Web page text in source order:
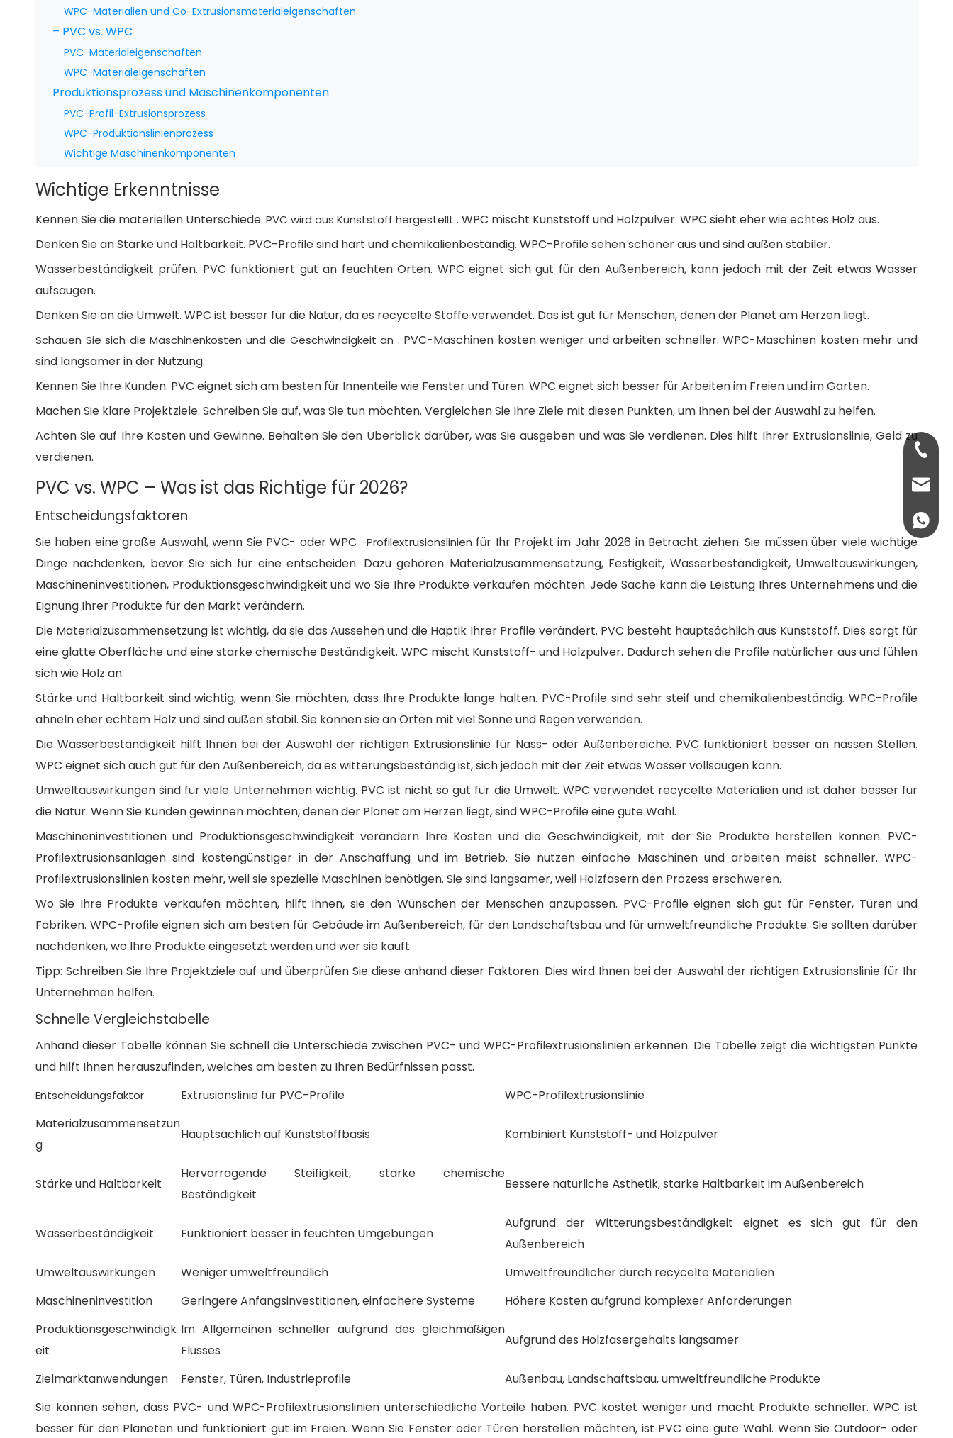
WPC-Materialien und Co-Extrusionsmaterialeigenschaften
– PVC vs. WPC
PVC-Materialeigenschaften
WPC-Materialeigenschaften
Produktionsprozess und Maschinenkomponenten
PVC-Profil-Extrusionsprozess
WPC-Produktionslinienprozess
Wichtige Maschinenkomponenten
Investitions- und Anlaufkosten
Rohstoffpreise
PVC-Profilanwendungen
WPC-Profilanwendungen
Marktnachfrage für 2026
Rentabilitäts- und ROI-Analyse
Ausgabe und Ertrag
Auswahl Ihrer Extrusionslinie,
Projektziele und -anforderungen,
Budget und Marktposition,
FAQ.
Was ist der Hauptunterschied zwischen PVC- und WPC-Extrusionslinien?
Wie wähle ich die richtige Extrusionslinie für mein Projekt aus?
Kann ich recycelte Materialien in WPC-Extrusionsanlagen verwenden?
Welche Profile kann ich mit diesen Maschinen herstellen?
Sind WPC-Profile für den Außenbereich geeignet?
Wie lange dauert es, bis eine Kapitalrendite erzielt wird?
Wichtige Erkenntnisse
Kennen Sie die materiellen Unterschiede. PVC wird aus Kunststoff hergestellt . WPC mischt Kunststoff und Holzpulver. WPC sieht eher wie echtes Holz aus.
Denken Sie an Stärke und Haltbarkeit. PVC-Profile sind hart und chemikalienbeständig. WPC-Profile sehen schöner aus und sind außen stabiler.
Wasserbeständigkeit prüfen. PVC funktioniert gut an feuchten Orten. WPC eignet sich gut für den Außenbereich, kann jedoch mit der Zeit etwas Wasser
aufsaugen.
Denken Sie an die Umwelt. WPC ist besser für die Natur, da es recycelte Stoffe verwendet. Das ist gut für Menschen, denen der Planet am Herzen liegt.
Schauen Sie sich die Maschinenkosten und die Geschwindigkeit an . PVC-Maschinen kosten weniger und arbeiten schneller. WPC-Maschinen kosten mehr und
sind langsamer in der Nutzung.
Kennen Sie Ihre Kunden. PVC eignet sich am besten für Innenteile wie Fenster und Türen. WPC eignet sich besser für Arbeiten im Freien und im Garten.
Machen Sie klare Projektziele. Schreiben Sie auf, was Sie tun möchten. Vergleichen Sie Ihre Ziele mit diesen Punkten, um Ihnen bei der Auswahl zu helfen.
Achten Sie auf Ihre Kosten und Gewinne. Behalten Sie den Überblick darüber, was Sie ausgeben und was Sie verdienen. Dies hilft Ihrer Extrusionslinie, Geld zu
verdienen.
PVC vs. WPC – Was ist das Richtige für 2026?
Entscheidungsfaktoren
Sie haben eine große Auswahl, wenn Sie PVC- oder WPC -Profilextrusionslinien für Ihr Projekt im Jahr 2026 in Betracht ziehen. Sie müssen über viele wichtige
Dinge nachdenken, bevor Sie sich für eine entscheiden. Dazu gehören Materialzusammensetzung, Festigkeit, Wasserbeständigkeit, Umweltauswirkungen,
Maschineninvestitionen, Produktionsgeschwindigkeit und wo Sie Ihre Produkte verkaufen möchten. Jede Sache kann die Leistung Ihres Unternehmens und die
Eignung Ihrer Produkte für den Markt verändern.
Die Materialzusammensetzung ist wichtig, da sie das Aussehen und die Haptik Ihrer Profile verändert. PVC besteht hauptsächlich aus Kunststoff. Dies sorgt für
eine glatte Oberfläche und eine starke chemische Beständigkeit. WPC mischt Kunststoff- und Holzpulver. Dadurch sehen die Profile natürlicher aus und fühlen
sich wie Holz an.
Stärke und Haltbarkeit sind wichtig, wenn Sie möchten, dass Ihre Produkte lange halten. PVC-Profile sind sehr steif und chemikalienbeständig. WPC-Profile
ähneln eher echtem Holz und sind außen stabil. Sie können sie an Orten mit viel Sonne und Regen verwenden.
Die Wasserbeständigkeit hilft Ihnen bei der Auswahl der richtigen Extrusionslinie für Nass- oder Außenbereiche. PVC funktioniert besser an nassen Stellen.
WPC eignet sich auch gut für den Außenbereich, da es witterungsbeständig ist, sich jedoch mit der Zeit etwas Wasser vollsaugen kann.
Umweltauswirkungen sind für viele Unternehmen wichtig. PVC ist nicht so gut für die Umwelt. WPC verwendet recycelte Materialien und ist daher besser für
die Natur. Wenn Sie Kunden gewinnen möchten, denen der Planet am Herzen liegt, sind WPC-Profile eine gute Wahl.
Maschineninvestitionen und Produktionsgeschwindigkeit verändern Ihre Kosten und die Geschwindigkeit, mit der Sie Produkte herstellen können. PVC-
Profilextrusionsanlagen sind kostengünstiger in der Anschaffung und im Betrieb. Sie nutzen einfache Maschinen und arbeiten meist schneller. WPC-
Profilextrusionslinien kosten mehr, weil sie spezielle Maschinen benötigen. Sie sind langsamer, weil Holzfasern den Prozess erschweren.
Wo Sie Ihre Produkte verkaufen möchten, hilft Ihnen, sie den Wünschen der Menschen anzupassen. PVC-Profile eignen sich gut für Fenster, Türen und
Fabriken. WPC-Profile eignen sich am besten für Gebäude im Außenbereich, für den Landschaftsbau und für umweltfreundliche Produkte. Sie sollten darüber
nachdenken, wo Ihre Produkte eingesetzt werden und wer sie kauft.
Tipp: Schreiben Sie Ihre Projektziele auf und überprüfen Sie diese anhand dieser Faktoren. Dies wird Ihnen bei der Auswahl der richtigen Extrusionslinie für Ihr
Unternehmen helfen.
Schnelle Vergleichstabelle
Anhand dieser Tabelle können Sie schnell die Unterschiede zwischen PVC- und WPC-Profilextrusionslinien erkennen. Die Tabelle zeigt die wichtigsten Punkte
und hilft Ihnen herauszufinden, welches am besten zu Ihren Bedürfnissen passt.
Entscheidungsfaktor Extrusionslinie für PVC-Profile
WPC-Profilextrusionslinie
Materialzusammensetzun
g
Hauptsächlich auf Kunststoffbasis Kombiniert Kunststoff- und Holzpulver
Stärke und Haltbarkeit
Hervorragende Steifigkeit, starke chemische
Beständigkeit
Bessere natürliche Ästhetik, starke Haltbarkeit im Außenbereich
Wasserbeständigkeit Funktioniert besser in feuchten Umgebungen
Aufgrund der Witterungsbeständigkeit eignet es sich gut für den
Außenbereich
Umweltauswirkungen
Weniger umweltfreundlich
Umweltfreundlicher durch recycelte Materialien
Maschineninvestition
Geringere Anfangsinvestitionen, einfachere Systeme
Höhere Kosten aufgrund komplexer Anforderungen
Produktionsgeschwindigk
eit
Im Allgemeinen schneller aufgrund des gleichmäßigen
Flusses
Aufgrund des Holzfasergehalts langsamer
Zielmarktanwendungen Fenster, Türen, Industrieprofile
Außenbau, Landschaftsbau, umweltfreundliche Produkte
Sie können sehen, dass PVC- und WPC-Profilextrusionslinien unterschiedliche Vorteile haben. PVC kostet weniger und macht Produkte schneller. WPC ist
besser für den Planeten und funktioniert gut im Freien. Wenn Sie Fenster oder Türen herstellen möchten, ist PVC eine gute Wahl. Wenn Sie Outdoor- oder
+86-